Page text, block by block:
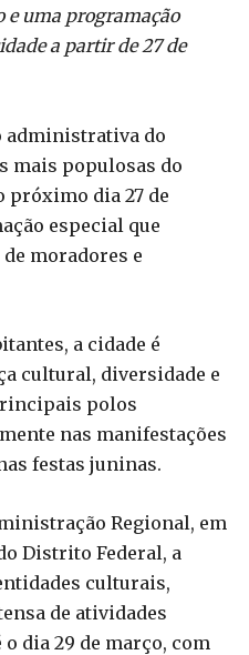
e uma programação
a partir de 27 de
administrativa do
mais populosas do
próximo dia 27 de
especial que
moradores e
a cidade é
cultural, diversidade e
polos
nas manifestações
festas juninas.
Regional, em
Distrito Federal, a
culturais,
de atividades
dia 29 de março, com